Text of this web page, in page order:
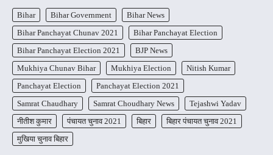
Bihar Bihar Government
Bihar News
Bihar Panchayat Chunav 2021
Bihar Panchayat Election
Bihar Panchayat Election 2021
BJP News
Mukhiya Chunav Bihar
Mukhiya Election
Nitish Kumar
Panchayat Election
Panchayat Election 2021
Samrat Chaudhary
Samrat Choudhary News
Tejashwi Yadav
नीतीश कुमार
पंचायत चुनाव 2021 बिहार
बिहार पंचायत चुनाव 2021
मुखिया चुनाव बिहार